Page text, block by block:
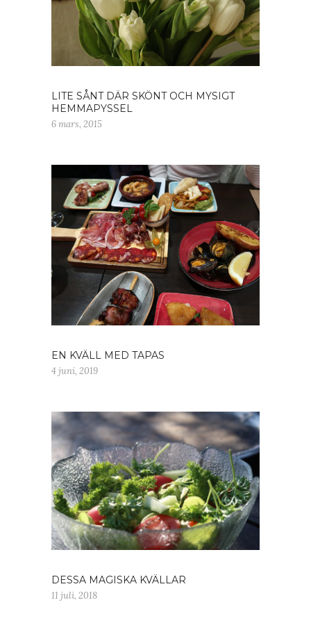
LITE SÅNT DÄR SKÖNT OCH MYSIGT
HEMMAPYSSEL
6 mars, 2015
EN KVÄLL MED TAPAS
4 juni, 2019
DESSA MAGISKA KVÄLLAR
11 juli, 2018